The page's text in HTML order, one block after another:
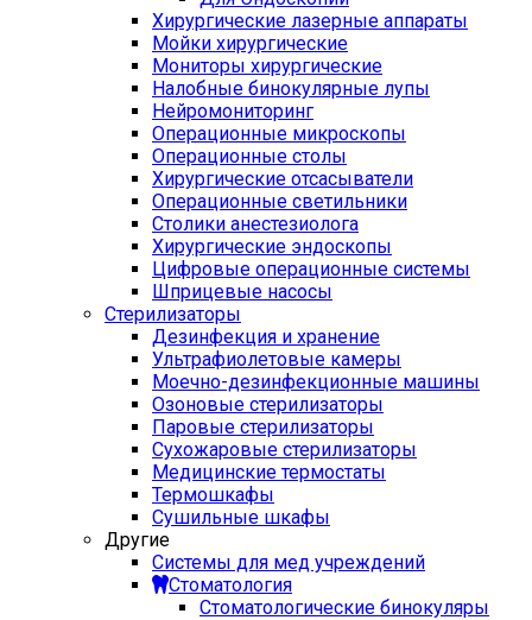
Хирургические лазерные аппараты
Мойки хирургические
Мониторы хирургические
Налобные бинокулярные лупы
Нейромониторинг
Операционные микроскопы
Операционные столы
Хирургические отсасыватели
Операционные светильники
Столики анестезиолога
Хирургические эндоскопы
Цифровые операционные системы
Шприцевые насосы
Стерилизаторы
Дезинфекция и хранение
Ультрафиолетовые камеры
Моечно-дезинфекционные машины
Озоновые стерилизаторы
Паровые стерилизаторы
Сухожаровые стерилизаторы
Медицинские термостаты
Термошкафы
Сушильные шкафы
Другие
Системы для мед учреждений
Стоматология
Стоматологические бинокуляры